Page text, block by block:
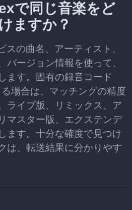
で同じ音楽をど
ますか？
の曲名、アーティスト、
バージョン情報を使って、
ます。固有の録音コード
る場合は、マッチングの精度
ライブ版、リミックス、ア
マスター版、エクステンデ
ます。十分な確度で見つけ
は、転送結果に分かりやす